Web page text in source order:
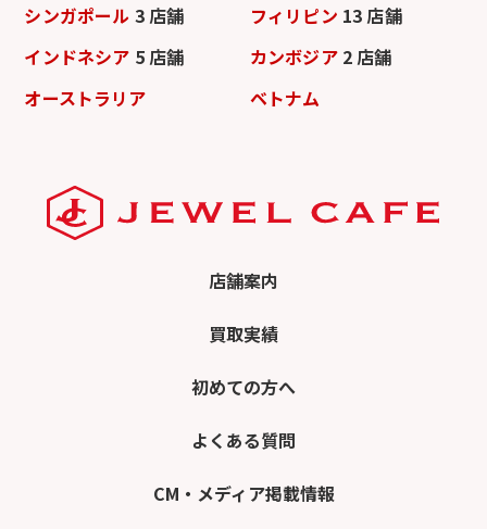
シンガポール 3 店舗 フィリピン 13 店舗
インドネシア 5 店舗 カンボジア 2 店舗
オーストラリア
ベトナム
店舗案内
買取実績
初めての方へ
よくある質問
CM・メディア掲載情報